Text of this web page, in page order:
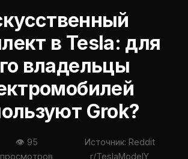
в Tesla: для
владельцы
Grok?
👁 95
просмотров
Источник: Reddit
r/TeslaModelY